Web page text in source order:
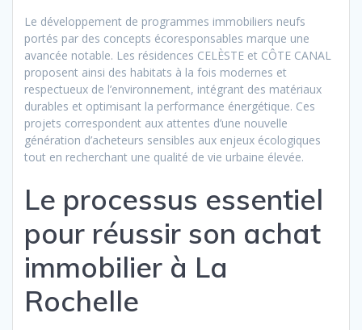
Le développement de programmes immobiliers neufs
portés par des concepts écoresponsables marque une
avancée notable. Les résidences CELÈSTE et CÔTE CANAL
proposent ainsi des habitats à la fois modernes et
respectueux de l’environnement, intégrant des matériaux
durables et optimisant la performance énergétique. Ces
projets correspondent aux attentes d’une nouvelle
génération d’acheteurs sensibles aux enjeux écologiques
tout en recherchant une qualité de vie urbaine élevée.
Le processus essentiel
pour réussir son achat
immobilier à La
Rochelle